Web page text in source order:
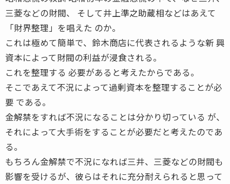
三菱などの財閥、 そして井上準之助蔵相などはあえて
「財界整理」を唱えた のか。
これは極めて簡単で、鈴木商店に代表されるような新 興
資本によって財閥の利益が浸食される。
これを整理する 必要があると考えたからである。
そこであえて不況によって過剰資本を整理することが必
要 である。
金解禁をすれば不況になることは分かり切っている が、
それによって大手術をすることが必要だと考えたのであ
る。
もちろん金解禁で不況になれば三井、三菱などの財閥も
影響を受けるが、彼らはそれに充分耐えられると思って